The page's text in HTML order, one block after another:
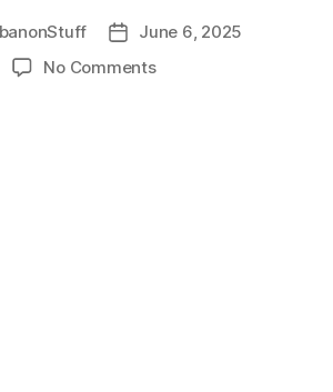
PostJune 6, 2025
No Commentson